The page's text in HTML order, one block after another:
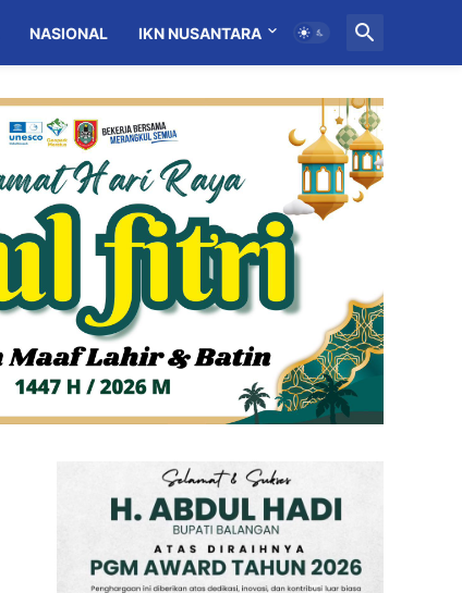
NASIONAL IKN NUSANTARA MITRA